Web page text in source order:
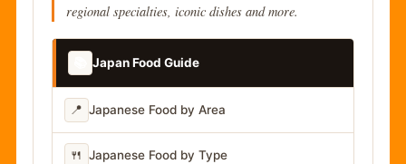
regional specialties, iconic dishes and more.
Japan Food Guide
📍 Japanese Food by Area
🍴 Japanese Food by Type